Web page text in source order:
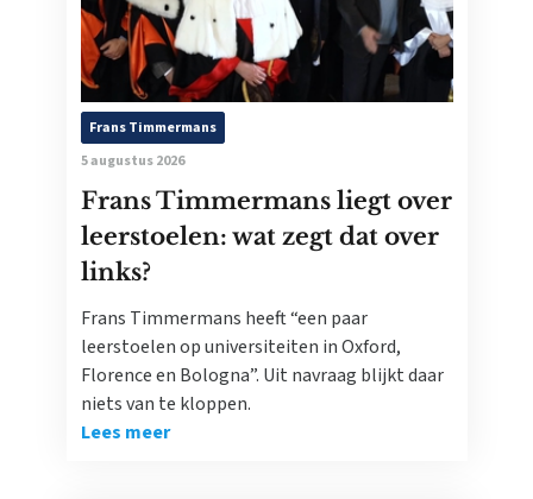
Frans Timmermans
5 augustus 2026
Frans Timmermans liegt over
leerstoelen: wat zegt dat over
links?
Frans Timmermans heeft “een paar
leerstoelen op universiteiten in Oxford,
Florence en Bologna”. Uit navraag blijkt daar
niets van te kloppen.
Lees meer